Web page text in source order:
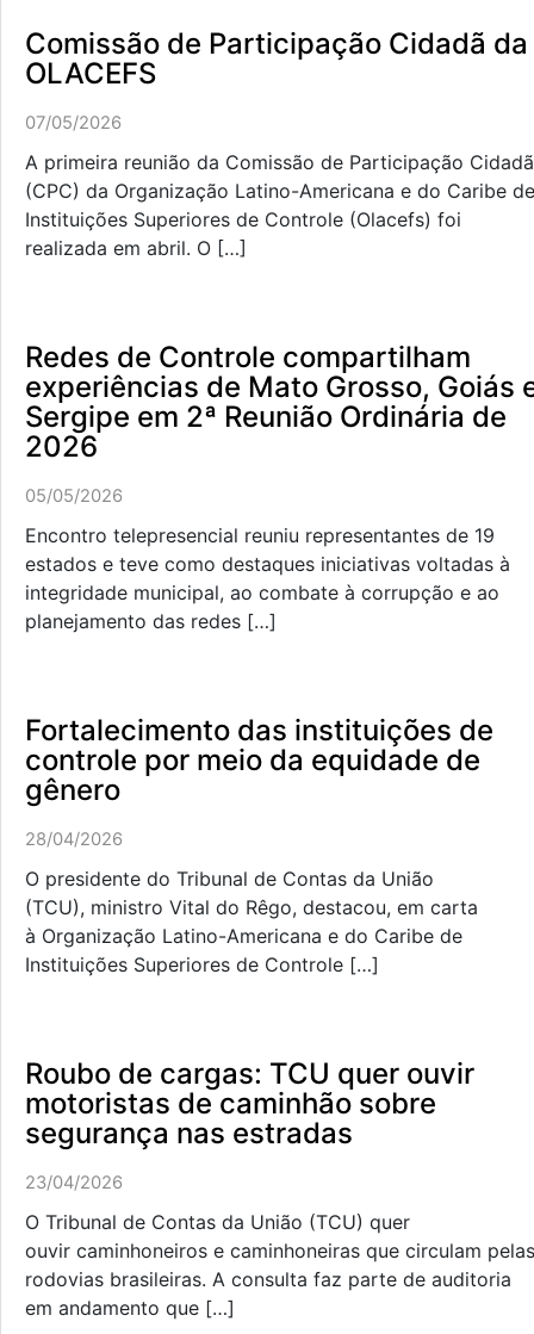
Comissão de Participação Cidadã da
OLACEFS
07/05/2026
A primeira reunião da Comissão de Participação Cidadã
(CPC) da Organização Latino-Americana e do Caribe de
Instituições Superiores de Controle (Olacefs) foi
realizada em abril. O […]
Redes de Controle compartilham
experiências de Mato Grosso, Goiás
Sergipe em 2ª Reunião Ordinária de
2026
05/05/2026
Encontro telepresencial reuniu representantes de 19
estados e teve como destaques iniciativas voltadas à
integridade municipal, ao combate à corrupção e ao
planejamento das redes […]
Fortalecimento das instituições de
controle por meio da equidade de
gênero
28/04/2026
O presidente do Tribunal de Contas da União
(TCU), ministro Vital do Rêgo, destacou, em carta
à Organização Latino-Americana e do Caribe de
Instituições Superiores de Controle […]
Roubo de cargas: TCU quer ouvir
motoristas de caminhão sobre
segurança nas estradas
23/04/2026
O Tribunal de Contas da União (TCU) quer
ouvir caminhoneiros e caminhoneiras que circulam pelas
rodovias brasileiras. A consulta faz parte de auditoria
em andamento que […]